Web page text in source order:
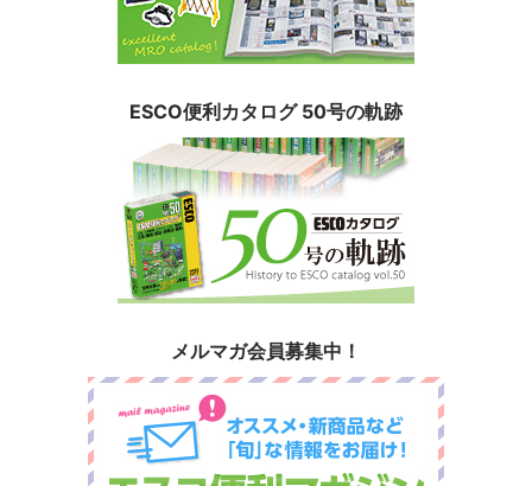
ESCO便利カタログ 50号の軌跡
メルマガ会員募集中！